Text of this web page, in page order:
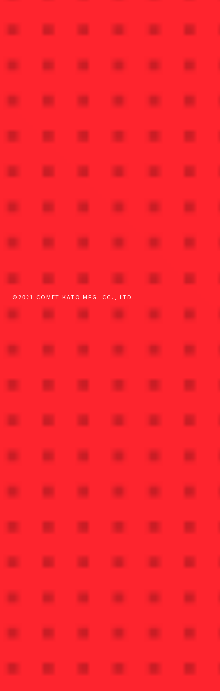
©2021 COMET KATO MFG. CO., LTD.